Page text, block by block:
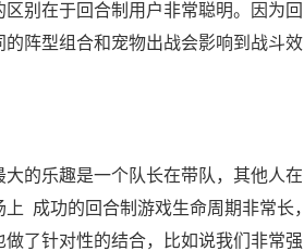
别在于回合制用户非常聪明。因为回
阵型组合和宠物出战会影响到战斗效
的乐趣是一个队长在带队，其他人在
成功的回合制游戏生命周期非常长，
了针对性的结合，比如说我们非常强